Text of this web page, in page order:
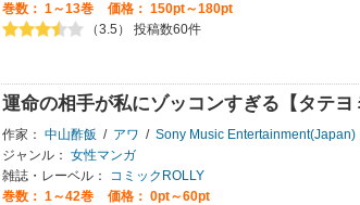
巻数： 1～13巻
価格： 150pt～180pt
（3.5） 投稿数60件
運命の相手が私にゾッコンすぎる【タテヨ
作家： 中山酢飯 / アワ / Sony Music Entertainment(Japan)
ジャンル： 女性マンガ
雑誌・レーベル：
コミックROLLY
巻数： 1～42巻
価格： 0pt～60pt